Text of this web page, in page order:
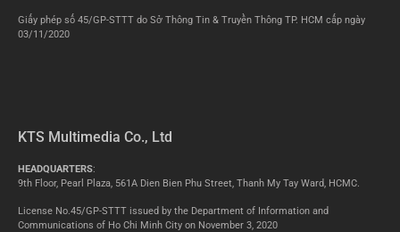
Giấy phép số 45/GP-STTT do Sở Thông Tin & Truyền Thông TP. HCM cấp ngày
03/11/2020
KTS Multimedia Co., Ltd
HEADQUARTERS:
9th Floor, Pearl Plaza, 561A Dien Bien Phu Street, Thanh My Tay Ward, HCMC.
License No.45/GP-STTT issued by the Department of Information and
Communications of Ho Chi Minh City on November 3, 2020